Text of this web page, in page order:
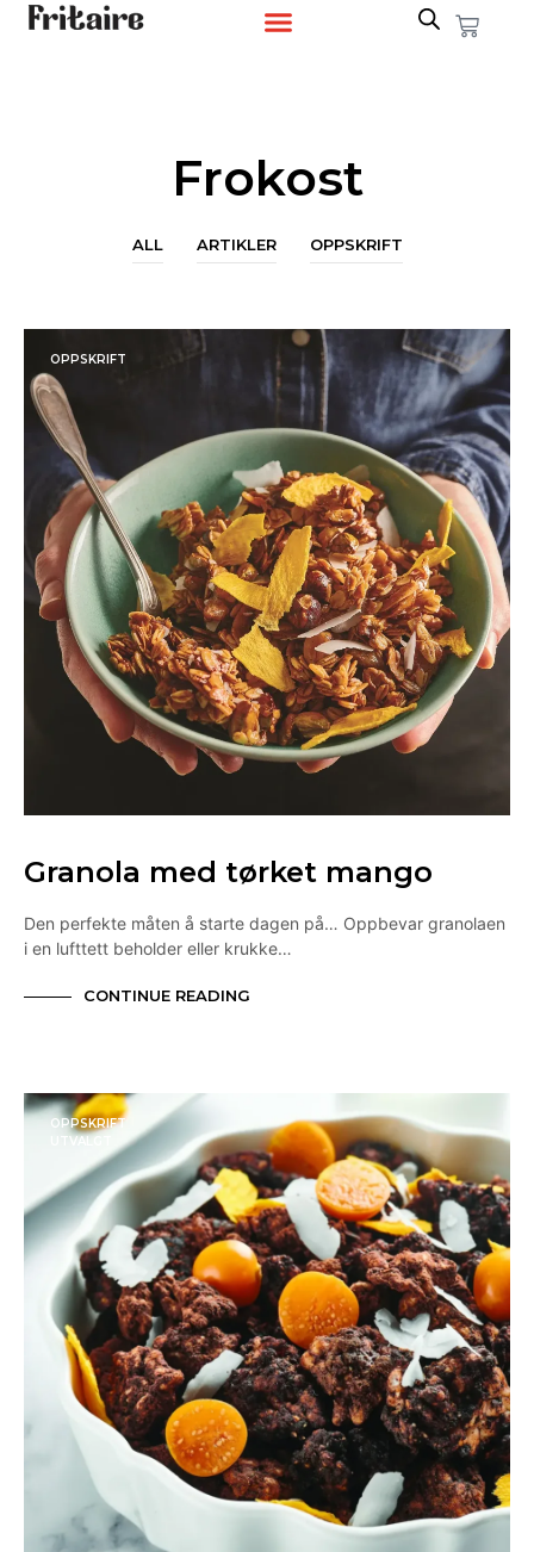
Frokost
ALL ARTIKLER OPPSKRIFT
OPPSKRIFT
Granola med tørket mango
Den perfekte måten å starte dagen på… Oppbevar granolaen
i en lufttett beholder eller krukke…
CONTINUE READING
OPPSKRIFT
UTVALGT